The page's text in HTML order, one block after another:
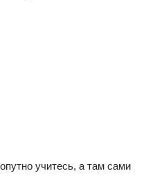
учитесь, а там сами